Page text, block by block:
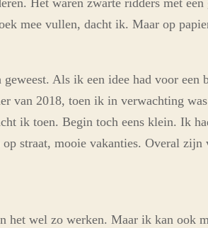
Het waren zwarte ridders met
mee vullen, dacht ik. Maar op
Als ik een idee had voor
van 2018, toen ik in verwachting
ik toen. Begin toch eens klein. Ik
straat, mooie vakanties. Overal
het wel zo werken. Maar ik kan ook